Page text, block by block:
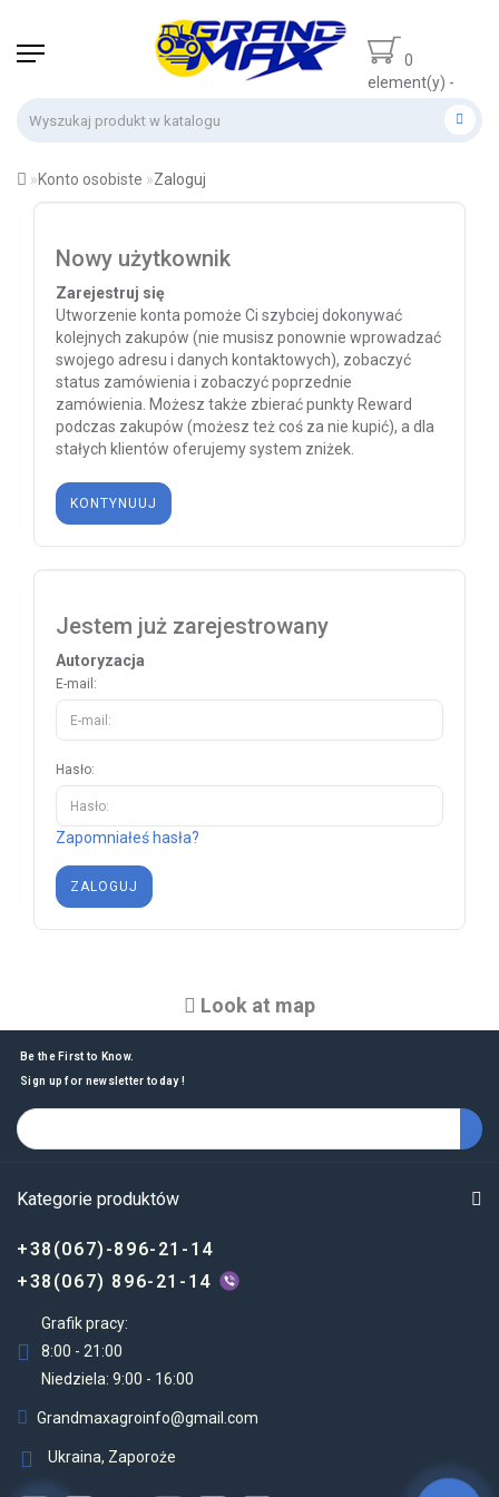
0
element(y) -
Konto osobiste Zaloguj
Nowy użytkownik
Zarejestruj się
Utworzenie konta pomoże Ci szybciej dokonywać
kolejnych zakupów (nie musisz ponownie wprowadzać
swojego adresu i danych kontaktowych), zobaczyć
status zamówienia i zobaczyć poprzednie
zamówienia. Możesz także zbierać punkty Reward
podczas zakupów (możesz też coś za nie kupić), a dla
stałych klientów oferujemy system zniżek.
KONTYNUUJ
Jestem już zarejestrowany
Autoryzacja
E-mail:
Hasło:
Zapomniałeś hasła?
Look at map
Be the First to Know.
Sign up for newsletter today !
Kategorie produktów
+38(067)-896-21-14
+38(067) 896-21-14
Grafik pracy:
8:00 - 21:00
Niedziela: 9:00 - 16:00
Grandmaxagroinfo@gmail.com
Ukraina, Zaporoże